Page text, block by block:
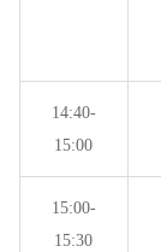
14:40-
15:00
15:00-
15:30